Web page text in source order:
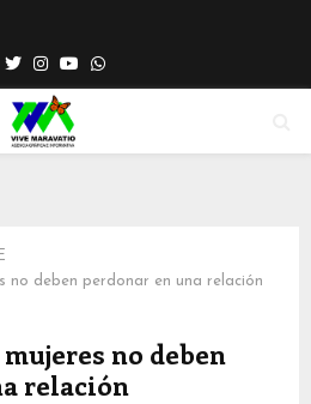
TwitterInstagram
YoutubeWhatsapp
no deben perdonar en una relación
no deben
relación